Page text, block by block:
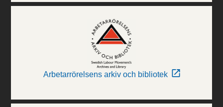
Arbetarrörelsens arkiv och bibliotek